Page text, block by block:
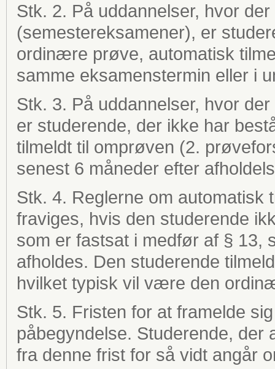
Stk. 2. På uddannelser, hvor
(semestereksamener), er
ordinære prøve, automatisk
samme eksamenstermin eller i
Stk. 3. På uddannelser, hvor
er studerende, der ikke har
tilmeldt til omprøven (2.
senest 6 måneder efter
Stk. 4. Reglerne om
fraviges, hvis den studerende
som er fastsat i medfør af § 13,
afholdes. Den studerende
hvilket typisk vil være den
Stk. 5. Fristen for at framelde
påbegyndelse. Studerende, der
fra denne frist for så vidt angår